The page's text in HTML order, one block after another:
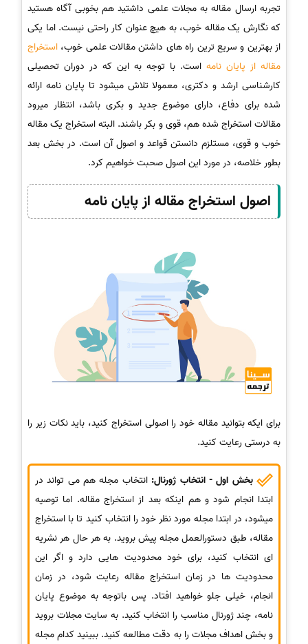
تجربه ارسال مقاله به مجلات علمی داشتید هم بخوبی آگاه هستید
که نگارش یک مقاله خوب، به هیچ عنوان کار راحتی نیست. اما یکی
از بهترین و سریع ترین راه های داشتن مقالات علمی خوب، استخراج
مقاله از پایان نامه است. با توجه به این که در دوران تحصیلی
کارشناسی ارشد و دکتری، معمولا تلاش میشود تا پایان نامه ارائه
شده برای دفاع، دارای موضوع جدید و بکری باشد، انتظار میرود
مقالات استخراج شده هم، قوی و بکر باشند. البته استخراج یک مقاله
خوب و قوی، مستلزم دانستن قواعد و اصول آن است. در بخش بعد
بطور خلاصه، در مورد این اصول صحبت خواهیم کرد.
اصول استخراج مقاله از پایان نامه
برای ایکه بتوانید مقاله خود را اصولی استخراج کنید، باید نکات زیر را
به درستی رعایت کنید.
بخش اول - انتخاب ژورنال: انتخاب مجله هم می تواند در
ابتدا انجام شود و هم اینکه بعد از استخراج مقاله. اما توصیه
میشود، در ابتدا مجله مورد نظر خود را انتخاب کنید تا با استخراج
مقاله، طبق دستورالعمل مجله پیش بروید. به هر حال هر نشریه
ای انتخاب کنید، برای خود محدودیت هایی دارد و اگر این
محدودیت ها در زمان استخراج مقاله رعایت شود، در زمان
انجام، خیلی جلو خواهید افتاد. پس باتوجه به موضوع پایان
نامه، چند ژورنال مناسب را انتخاب کنید. به سایت مجلات بروید
و بخش اهداف مجلات را به دقت مطالعه کنید. ببینید کدام مجله